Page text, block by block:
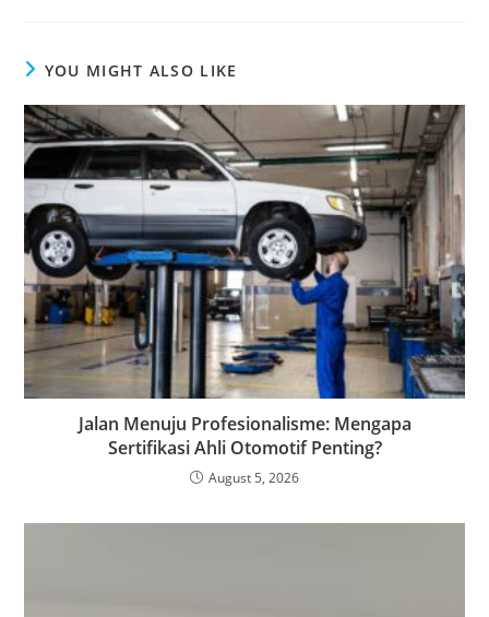
YOU MIGHT ALSO LIKE
Jalan Menuju Profesionalisme: Mengapa
Sertifikasi Ahli Otomotif Penting?
August 5, 2026